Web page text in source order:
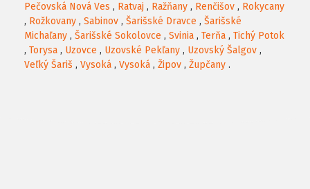
Pečovská Nová Ves , Ratvaj , Ražňany , Renčišov , Rokycany
, Rožkovany , Sabinov , Šarišské Dravce , Šarišské
Michaľany , Šarišské Sokolovce , Svinia , Terňa , Tichý Potok
, Torysa , Uzovce , Uzovské Pekľany , Uzovský Šalgov ,
Veľký Šariš , Vysoká , Vysoká , Žipov , Župčany .